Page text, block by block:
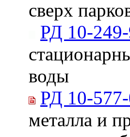
сверх
РД 10-
воды
РД 10-
металла и